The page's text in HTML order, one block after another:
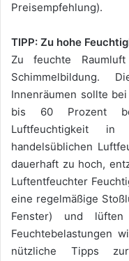
Preisempfehlung).
TIPP: Zu hohe
Zu feuchte
Schimmelbildung.
Innenräumen sollte
bis 60 Prozent
Luftfeuchtigkeit
handelsüblichen
dauerhaft zu hoch,
Luftentfeuchter
eine regelmäßige
Fenster) und
Feuchtebelastungen
nützliche Tipps